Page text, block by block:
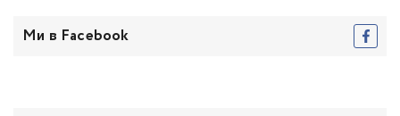
Ми в Facebook